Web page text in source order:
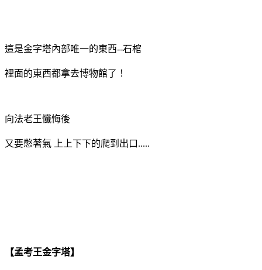
這是金字塔內部唯一的東西--石棺
裡面的東西都拿去博物館了！
向法老王懺悔後
又要憋著氣 上上下下的爬到出口.....
【孟考王金字塔】